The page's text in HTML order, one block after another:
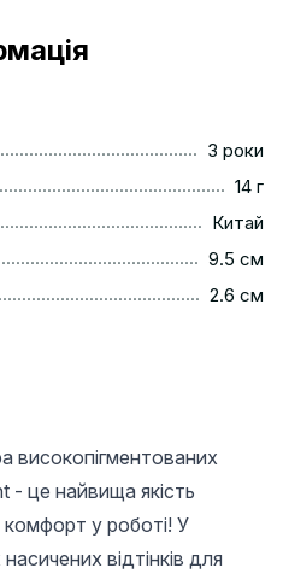
3 роки
14 г
Китай
9.5 см
2.6 см
високопігментованих
- це найвища якість
комфорт у роботі! У
відтінків для